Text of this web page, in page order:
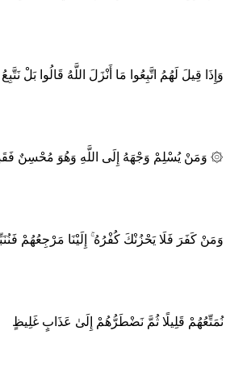
وَإِذَا قِيلَ لَهُمُ اتَّبِعُوا مَا أَنْزَلَ اللَّهُ قَالُوا بَلْ
۞ وَمَنْ يُسْلِمْ وَجْهَهُ إِلَى اللَّهِ وَهُوَ مُحْسِنٌ فَقَدِ
وَمَنْ كَفَرَ فَلَا يَحْزُنْكَ كُفْرُهُ ۚ إِلَيْنَا مَرْجِعُهُمْ
نُمَتِّعُهُمْ قَلِيلًا ثُمَّ نَضْطَرُّهُمْ إِلَىٰ عَذَابٍ غَلِيظٍ